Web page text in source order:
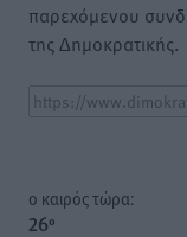
παρεχόμενου
της Δημοκρατικής.
o καιρός τώρα:
26°